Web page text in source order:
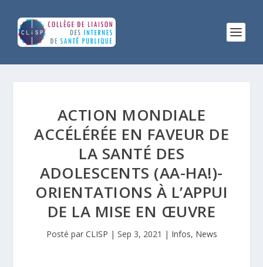
ACTION MONDIALE
ACCÉLÉRÉE EN FAVEUR DE
LA SANTÉ DES
ADOLESCENTS (AA-HA!)-
ORIENTATIONS À L’APPUI
DE LA MISE EN ŒUVRE
Posté par CLISP | Sep 3, 2021 | Infos, News